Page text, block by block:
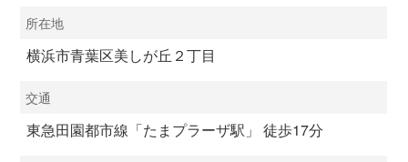
所在地
横浜市青葉区美しが丘２丁目
交通
東急田園都市線「たまプラーザ駅」 徒歩17分